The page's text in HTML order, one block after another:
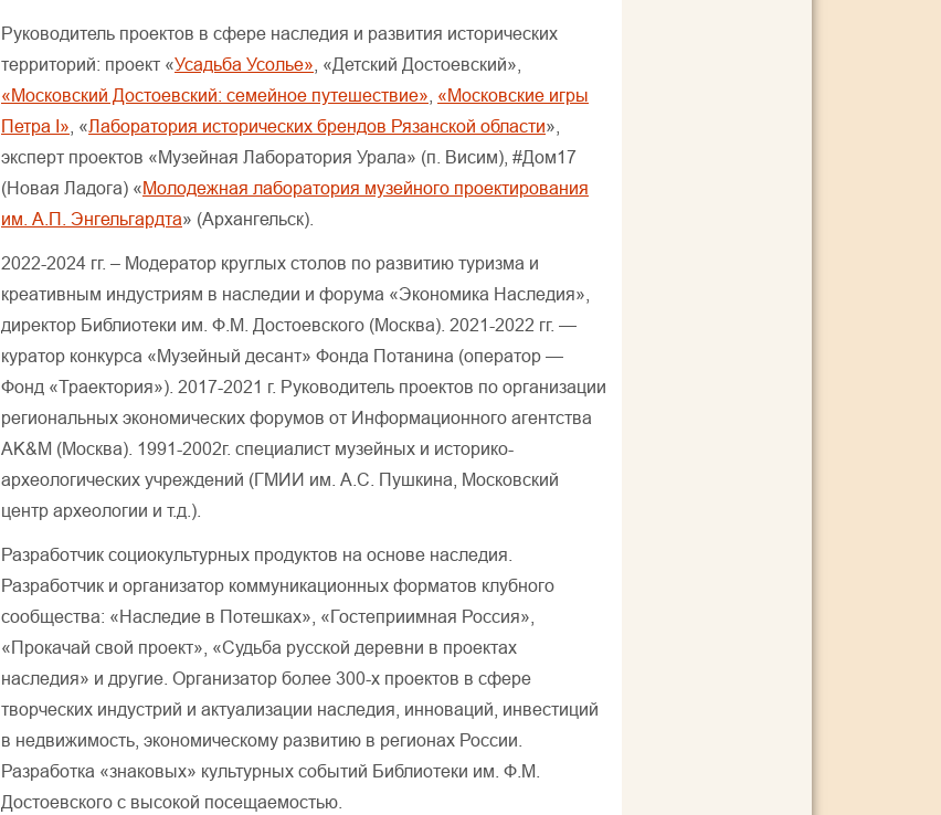
Руководитель проектов в сфере наследия и развития исторических
территорий: проект «Усадьба Усолье» , «Детский Достоевский»,
«Московский Достоевский: семейное путешествие» «Московские игры
Петра I» , «Лаборатория исторических брендов Рязанской области»,
эксперт проектов «Музейная Лаборатория Урала» (п. Висим), #Дом17
(Новая Ладога) «Молодежная лаборатория музейного проектирования
им. А.П. Энгельгардта» (Архангельск).
2022-2024 гг. – Модератор круглых столов по развитию туризма и
креативным индустриям в наследии и форума «Экономика Наследия»,
директор Библиотеки им. Ф.М. Достоевского (Москва). 2021-2022 гг. —
куратор конкурса «Музейный десант» Фонда Потанина (оператор —
Фонд «Траектория»). 2017-2021 г. Руководитель проектов по организации
региональных экономических форумов от Информационного агентства
AK&M (Москва). 1991-2002г. специалист музейных и историко-
археологических учреждений (ГМИИ им. А.С. Пушкина, Московский
центр археологии и т.д.).
Разработчик социокультурных продуктов на основе наследия.
Разработчик и организатор коммуникационных форматов клубного
сообщества: «Наследие в Потешках», «Гостеприимная Россия»,
«Прокачай свой проект», «Судьба русской деревни в проектах
наследия» и другие. Организатор более 300-х проектов в сфере
творческих индустрий и актуализации наследия, инноваций, инвестиций
в недвижимость, экономическому развитию в регионах России.
Разработка «знаковых» культурных событий Библиотеки им. Ф.М.
Достоевского с высокой посещаемостью.